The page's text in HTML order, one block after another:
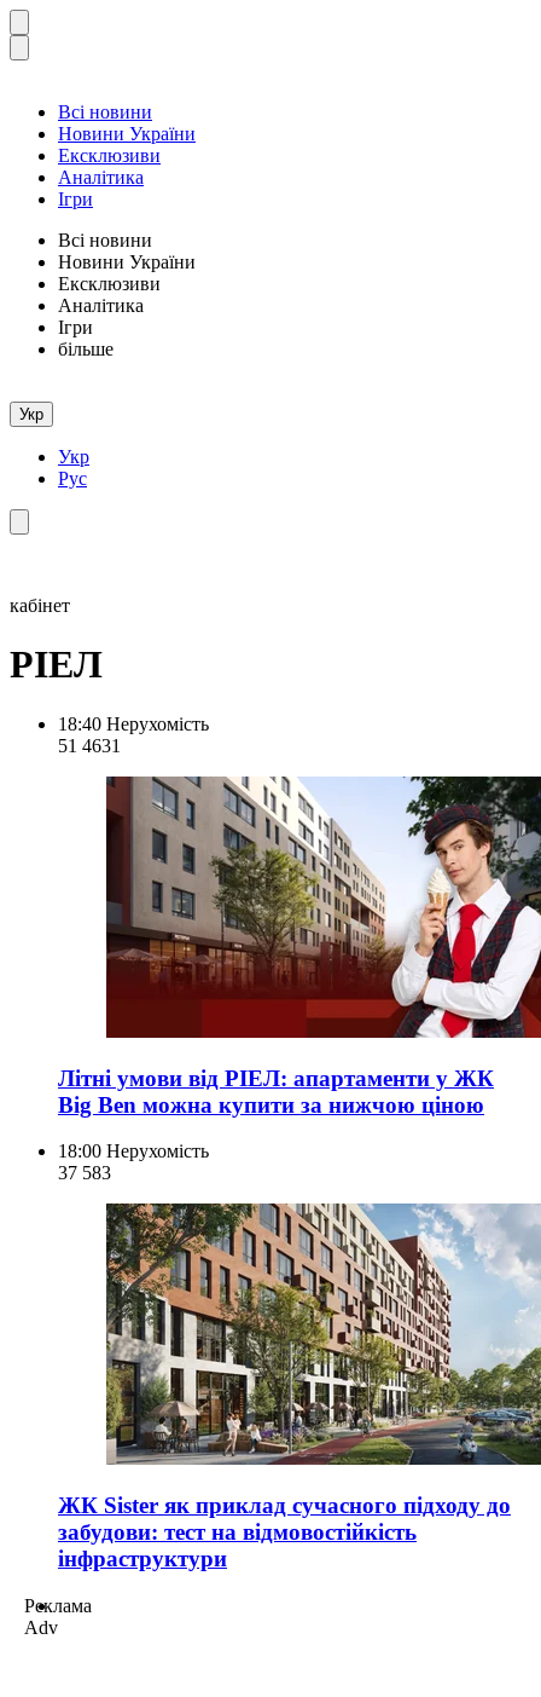
Всі новини
Новини України
Ексклюзиви
Аналітика
Ігри
Всі новини
Новини України
Ексклюзиви
Аналітика
Ігри
більше
Укр
Укр
Рус
кабінет
РІЕЛ
18:40 Нерухомість
51 4631
Літні умови від РІЕЛ: апартаменти у ЖК
Big Ben можна купити за нижчою ціною
18:00 Нерухомість
37 583
ЖК Sister як приклад сучасного підходу до
забудови: тест на відмовостійкість
інфраструктури
Реклама
Adv